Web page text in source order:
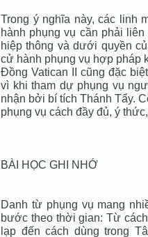
Trong ý nghĩa này, các linh
hành phụng vụ cần phải
hiệp thông và dưới quyền
cử hành phụng vụ hợp pháp
Đồng Vatican II cũng đặc
vì khi tham dự phụng vụ
nhận bởi bí tích Thánh Tẩy.
phụng vụ cách đầy đủ, ý
BÀI HỌC GHI NHỚ
Danh từ phụng vụ mang
bước theo thời gian: Từ
lạp đến cách dùng trong